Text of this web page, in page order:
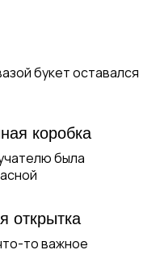
букет оставался
коробка
была
открытка
то важное